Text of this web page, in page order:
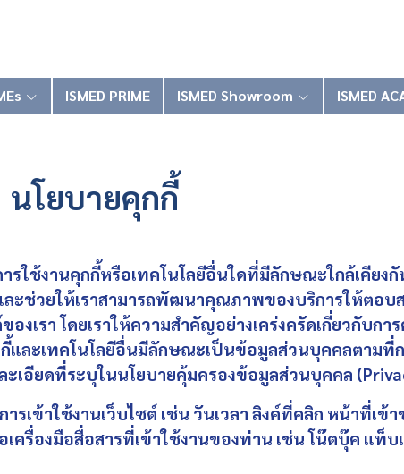
ISMED PRIME ISMED Showroom ISMED
นโยบายคุกกี้
ารใช้งานคุกกี้หรือเทคโนโลยีอื่นใดที่มีลักษณะใกล้เคียง
ะช่วยให้เราสามารถพัฒนาคุณภาพของบริการให้ตอบ
งเรา โดยเราให้ความสำคัญอย่างเคร่งครัดเกี่ยวกับก
และเทคโนโลยีอื่นมีลักษณะเป็นข้อมูลส่วนบุคคลตามที่
เอียดที่ระบุในนโยบายคุ้มครองข้อมูลส่วนบุคคล
รเข้าใช้งานเว็บไซต์ เช่น วันเวลา ลิงค์ที่คลิก หน้าที่เข้า
ครื่องมือสื่อสารที่เข้าใช้งานของท่าน เช่น โน๊ตบุ๊ค แท็บ